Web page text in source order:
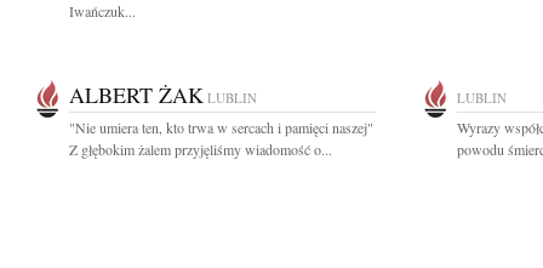
Iwańczuk...
ALBERT ŻAK LUBLIN
"Nie umiera ten, kto trwa w sercach i pamięci naszej"
Z głębokim żalem przyjęliśmy wiadomość o...
LUBLIN
Wyrazy
powodu